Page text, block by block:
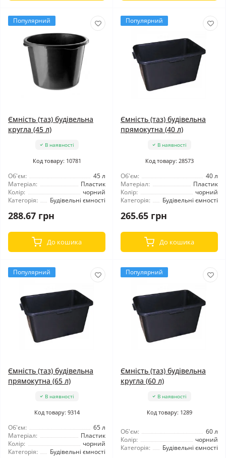
Популярний
Ємність (таз) будівельна
кругла (45 л)
В наявності
Код товару: 10781
Об'єм:
45 л
Матеріал:
Пластик
Колір:
чорний
Категорія:
Будівельні ємності
288.67 грн
До кошика
Популярний
Ємність (таз) будівельна
прямокутна (40 л)
В наявності
Код товару: 28573
Об'єм:
40 л
Матеріал:
Пластик
Колір:
чорний
Категорія:
Будівельні ємності
265.65 грн
До кошика
Популярний
Ємність (таз) будівельна
прямокутна (65 л)
В наявності
Код товару: 9314
Об'єм:
65 л
Матеріал:
Пластик
Колір:
чорний
Категорія:
Будівельні ємності
Популярний
Ємність (таз) будівельна
кругла (60 л)
В наявності
Код товару: 1289
Об'єм:
60 л
Колір:
чорний
Категорія:
Будівельні ємності